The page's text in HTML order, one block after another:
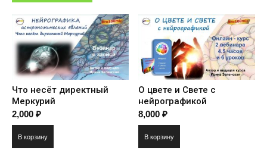
Что несёт директный
Меркурий
2,000 ₽
В корзину
О цвете и Свете с
нейрографикой
8,000₽
В корзину